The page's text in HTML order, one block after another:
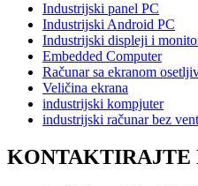
Industrijski panel PC
Industrijski Android PC
Industrijski displeji i
Embedded Computer
Računar sa ekranom
Veličina ekrana
industrijski kompjuter
industrijski računar bez
KONTAKTIRAJTE